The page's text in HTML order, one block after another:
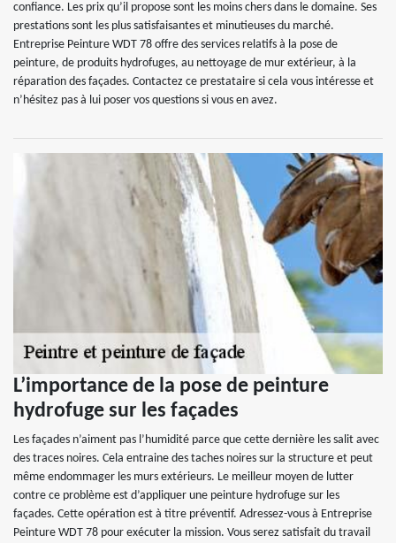
confiance. Les prix qu’il propose sont les moins chers dans le domaine. Ses
prestations sont les plus satisfaisantes et minutieuses du marché.
Entreprise Peinture WDT 78 offre des services relatifs à la pose de
peinture, de produits hydrofuges, au nettoyage de mur extérieur, à la
réparation des façades. Contactez ce prestataire si cela vous intéresse et
n’hésitez pas à lui poser vos questions si vous en avez.
L’importance de la pose de peinture
hydrofuge sur les façades
Les façades n’aiment pas l’humidité parce que cette dernière les salit avec
des traces noires. Cela entraine des taches noires sur la structure et peut
même endommager les murs extérieurs. Le meilleur moyen de lutter
contre ce problème est d’appliquer une peinture hydrofuge sur les
façades. Cette opération est à titre préventif. Adressez-vous à Entreprise
Peinture WDT 78 pour exécuter la mission. Vous serez satisfait du travail